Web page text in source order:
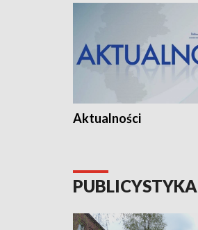
Aktualności
PUBLICYSTYKA